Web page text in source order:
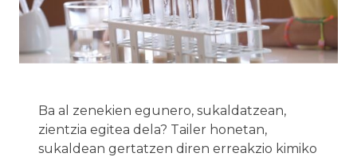
Ba al zenekien egunero, sukaldatzean,
zientzia egitea dela? Tailer honetan,
sukaldean gertatzen diren erreakzio kimiko